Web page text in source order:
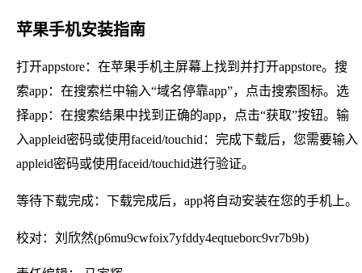
苹果手机安装指南
打开appstore：在苹果手机主屏幕上找到并打开appstore。搜
索app：在搜索栏中输入“域名停靠app”，点击搜索图标。选
择app：在搜索结果中找到正确的app，点击“获取”按钮。输
入appleid密码或使用faceid/touchid：完成下载后，您需要输入
appleid密码或使用faceid/touchid进行验证。
等待下载完成：下载完成后，app将自动安装在您的手机上。
校对：刘欣然(p6mu9cwfoix7yfddy4eqtueborc9vr7b9b)